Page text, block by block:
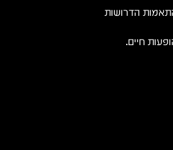
הדרושות
חיים.